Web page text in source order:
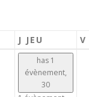
J JEU
has 1
évènement,
30